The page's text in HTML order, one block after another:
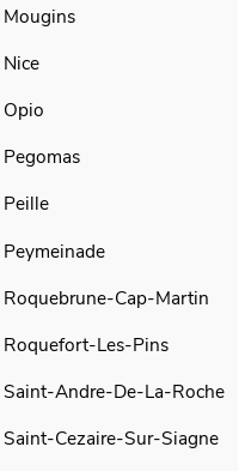
Mougins
Nice
Opio
Pegomas
Peille
Peymeinade
Roquebrune-Cap-Martin
Roquefort-Les-Pins
Saint-Andre-De-La-Roche
Saint-Cezaire-Sur-Siagne